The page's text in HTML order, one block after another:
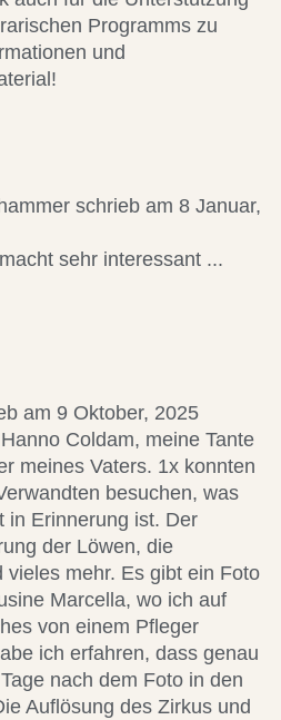
Programms zu
und
schrieb am 8 Januar,
sehr interessant ...
am 9 Oktober, 2025
Coldam, meine Tante
meines Vaters. 1x konnten
besuchen, was
in Erinnerung ist. Der
der Löwen, die
vieles mehr. Es gibt ein Foto
Marcella, wo ich auf
von einem Pfleger
ich erfahren, dass genau
nach dem Foto in den
Auflösung des Zirkus und